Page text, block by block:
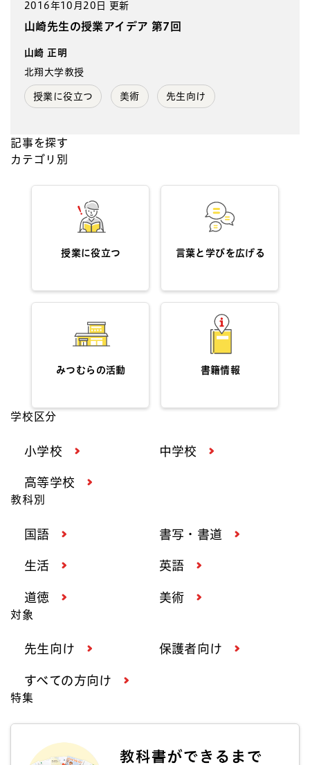
2016年10月20日 更新
山崎先生の授業アイデア 第7回
山崎 正明
北翔大学教授
授業に役立つ 美術 先生向け
記事を探す
カテゴリ別
授業に役立つ 言葉と学びを広げる
みつむらの活動 書籍情報
学校区分
小学校 中学校
高等学校
教科別
国語 書写・書道
生活 英語
道徳 美術
対象
先生向け 保護者向け
すべての方向け
特集